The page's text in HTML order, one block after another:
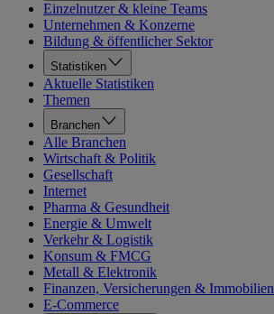
Einzelnutzer & kleine Teams
Unternehmen & Konzerne
Bildung & öffentlicher Sektor
Statistiken
Aktuelle Statistiken
Themen
Branchen
Alle Branchen
Wirtschaft & Politik
Gesellschaft
Internet
Pharma & Gesundheit
Energie & Umwelt
Verkehr & Logistik
Konsum & FMCG
Metall & Elektronik
Finanzen, Versicherungen & Immobilien
E-Commerce